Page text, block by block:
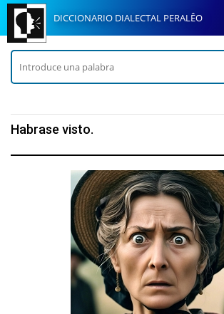
DICCIONARIO DIALECTAL PERALÊO
Habrase visto.